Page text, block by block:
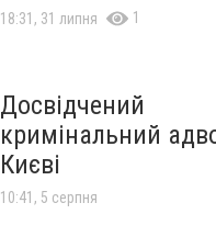
18:31, 31 липня 1
Досвідчений
кримінальний
Києві
10:41, 5 серпня